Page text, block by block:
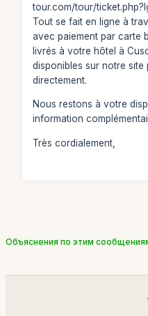
tour.com/tour/
Tout se fait en ligne à
avec paiement par carte
livrés à votre hôtel à
disponibles sur notre site
directement.
Nous restons à votre
information
Très cordialement,
Объяснения по этим